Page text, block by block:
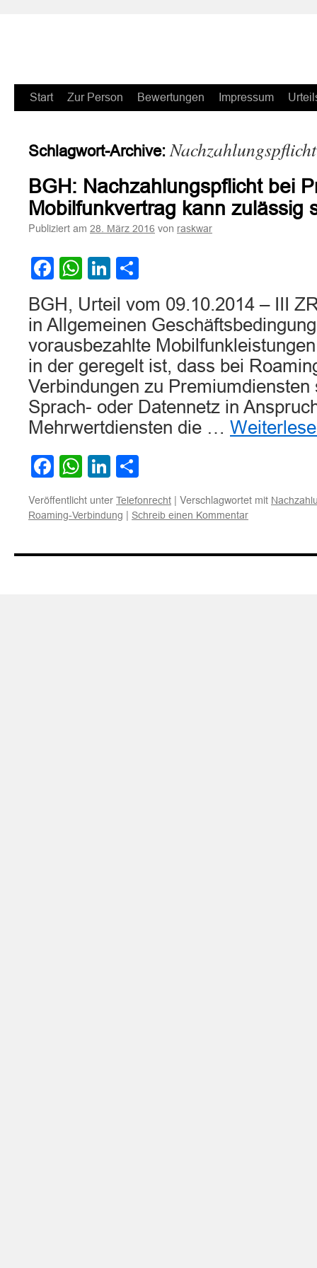
Zum
springen
Start Zur Person Bewertungen Impressum
Schlagwort-Archive:Nachzahlungspflicht
BGH: Nachzahlungspflicht bei
Mobilfunkvertrag kann zulässig
Publiziert am 28. März 2016 von raskwar
Facebook
WhatsApp
LinkedIn
BGH, Urteil vom 09.10.2014 – III
in Allgemeinen
vorausbezahlte
in der geregelt ist, dass bei
Verbindungen zu
Sprach- oder Datennetz in
Mehrwertdiensten die …
Facebook
WhatsApp
LinkedIn
Veröffentlicht unter Telefonrecht | Verschlagwortet mit
Roaming-Verbindung | Schreib einen Kommentar